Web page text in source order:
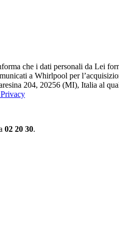
che i dati personali da Lei
a Whirlpool per
204, 20256 (MI), Italia al
02 20 30.